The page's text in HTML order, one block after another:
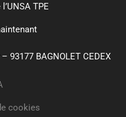
TPE
93177 BAGNOLET CEDEX
cookies